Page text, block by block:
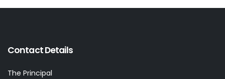
Contact Details
The Principal